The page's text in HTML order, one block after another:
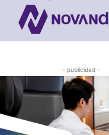
- publicidad -